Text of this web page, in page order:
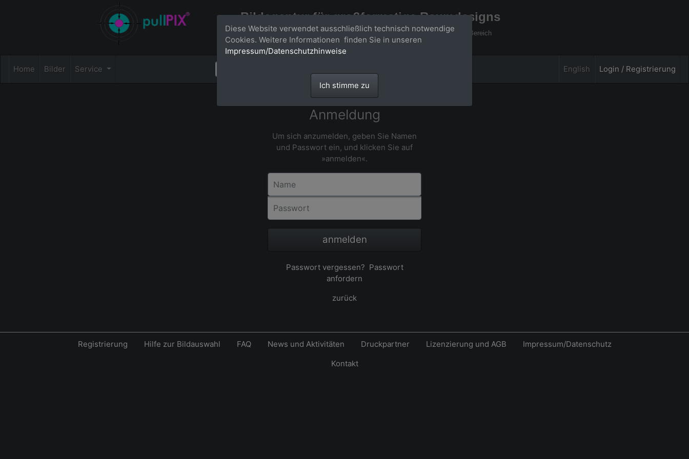
Bildagentur für großformatige Raumdesigns
Großformatige Bilder - über 100 Meter große 'largeformat' Fotos im Gigapixel Bereich
Home Bilder Service English Login / Registrierung
Anmeldung
Um sich anzumelden, geben Sie Namen
und Passwort ein, und klicken Sie auf
»anmelden«.
Passwort
anmelden
Passwort vergessen? Passwort
anfordern
zurück
Diese Website verwendet ausschließlich technisch notwendige
Cookies. Weitere Informationen finden Sie in unseren
Impressum/Datenschutzhinweise
Ich stimme zu
Registrierung Hilfe zur Bildauswahl FAQ News und Aktivitäten Druckpartner Lizenzierung und AGB
Impressum/Datenschutz
Kontakt